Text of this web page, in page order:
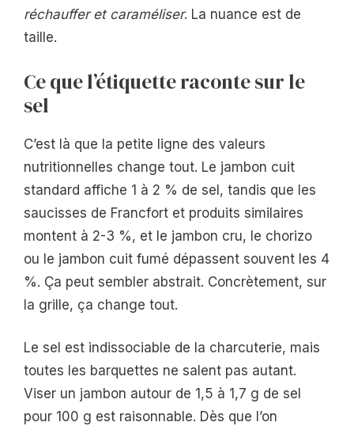
réchauffer et caraméliser. La nuance est de
taille.
Ce que l’étiquette raconte sur le
sel
C’est là que la petite ligne des valeurs
nutritionnelles change tout. Le jambon cuit
standard affiche 1 à 2 % de sel, tandis que les
saucisses de Francfort et produits similaires
montent à 2-3 %, et le jambon cru, le chorizo
ou le jambon cuit fumé dépassent souvent les 4
%. Ça peut sembler abstrait. Concrètement, sur
la grille, ça change tout.
Le sel est indissociable de la charcuterie, mais
toutes les barquettes ne salent pas autant.
Viser un jambon autour de 1,5 à 1,7 g de sel
pour 100 g est raisonnable. Dès que l’on